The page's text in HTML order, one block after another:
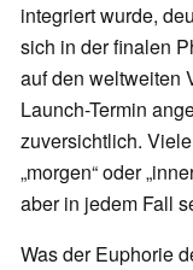
integriert wurde,
sich in der finalen
auf den weltweiten
Launch-Termin
zuversichtlich.
„morgen“ oder
aber in jedem Fall
Was der Euphorie